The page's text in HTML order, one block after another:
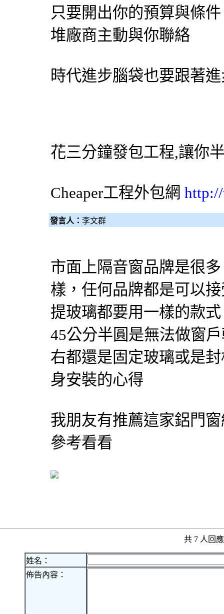
只要開出你的預算與條
堆廠商主動與你聯絡
時代進步腦袋也要跟著
花三分鐘發包工程,讓你
Cheaper工程外包網
發言人： 李文群
市面上隔音窗品牌是很
樣，任何品牌都是可以
提玻璃都要用一樣的款
45公分半圓是無法做窗
右都還是固定玻璃或是
身安裝的心得
我朋友有推薦這家鋁門
參考看看
共 7 人回
姓名：
佈告內容：